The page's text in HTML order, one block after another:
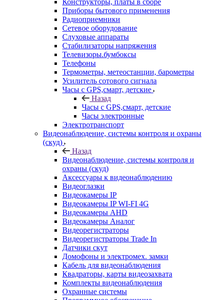
Конструкторы, платы в сборе
Приборы бытового применения
Радиоприемники
Сетевое оборудование
Слуховые аппараты
Стабилизаторы напряжения
Телевизоры.бумбоксы
Телефоны
Термометры, метеостанции, барометры
Усилитель сотового сигнала
Часы с GPS,смарт, детские
Назад
Часы с GPS,смарт, детские
Часы электронные
Электротранспорт
Видеонаблюдение, системы контроля и охраны
(скуд)
Назад
Видеонаблюдение, системы контроля и
охраны (скуд)
Аксессуары к видеонаблюдению
Видеоглазки
Видеокамеры IP
Видеокамеры IP WI-FI 4G
Видеокамеры AHD
Видеокамеры Аналог
Видеорегистраторы
Видеорегистраторы Trade In
Датчики скут
Домофоны и электромех. замки
Кабель для видеонаблюдения
Квадраторы, карты видеозахвата
Комплекты видеонаблюдения
Охранные системы